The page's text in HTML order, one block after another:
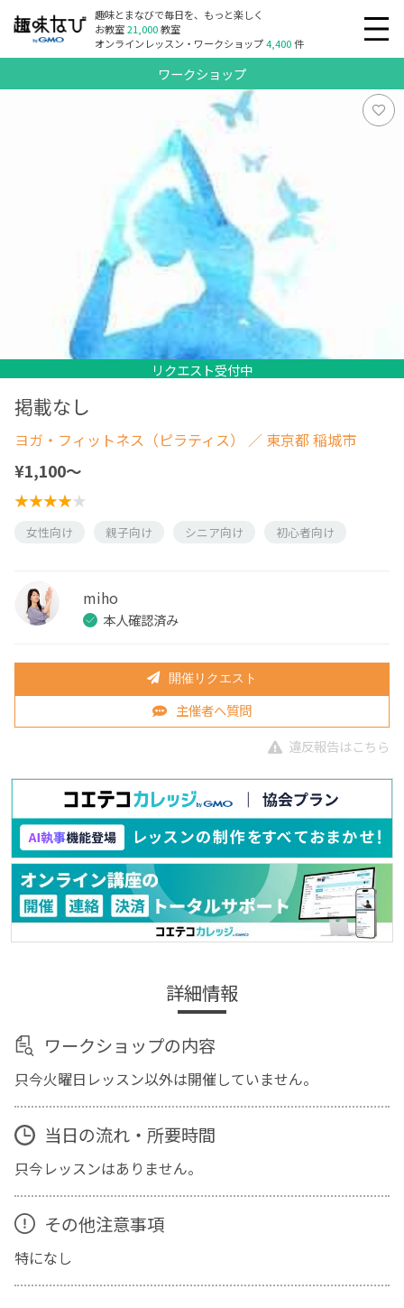
趣味とまなびで毎日を、もっと楽しく
お教室21,000教室
オンラインレッスン・ワークショップ4,400件
ワークショップ
リクエスト受付中
リクエスト受付中
掲載なし
ヨガ・フィットネス（ピラティス） ／ 東京都 稲城市
¥1,100〜
女性向け 親子向け シニア向け 初心者向け
miho
本人確認済み
開催リクエスト
主催者へ質問
違反報告はこちら
詳細情報
ワークショップの内容
只今火曜日レッスン以外は開催していません。
当日の流れ・所要時間
只今レッスンはありません。
その他注意事項
特になし